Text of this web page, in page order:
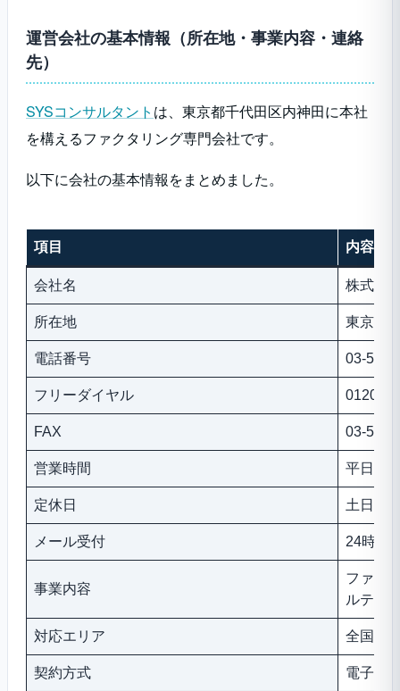
運営会社の基本情報（所在地・事業内容・連絡
先）
SYSコンサルタント は、東京都千代田区内神田に本社
を構えるファクタリング専門会社です。
以下に会社の基本情報をまとめました。
項目 内容
会社名 株式会
所在地 東京都
電話番号 03-
フリーダイヤル 0120-
FAX 03-
営業時間 平日
定休日 土日祝
メール受付 24時間
事業内容
ファク
ルティ
対応エリア 全国対
契約方式 電子契